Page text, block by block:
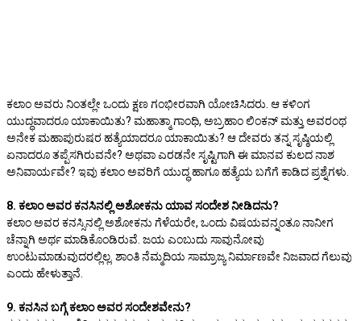
ಕಲಾಂ ಅವರು ನಿಂತಲ್ಲೇ ಒಂದು ಕ್ಷಣ ಗಂಭೀರವಾಗಿ ಯೋಚಿಸಿದರು. ಆ ಕಳಿಂಗ
ಯುದ್ಧವಾದರೂ ಯಾಕಾಯಿತು? ಮಹಾತ್ಮಾ ಗಾಂಧಿ, ಅಬ್ರಹಾಂ ಲಿಂಕನ್ ಮತ್ತು ಅವರಂಥ
ಅನೇಕ ಮಹಾಪುರುಷರ ಹತ್ಯೆಯಾದರೂ ಯಾಕಾಯಿತು? ಆ ದೇವರು ತನ್ನ ಸೃಷ್ಠಿಯಲ್ಲಿ
ಏನಾದರೂ ತಪ್ಪೆಸಗಿರುವನೇ? ಅಥವಾ ಎರಡನೇ ಸೃಷ್ಟಿಗಾಗಿ ಈ ಮಾನವ ಕುಲದ ನಾಶ
ಅನಿವಾರ್ಯವೇ? ಇವು ಕಲಾಂ ಅವರಿಗೆ ಯುದ್ಧ ಹಾಗೂ ಹತ್ಯೆಯ ಬಗೆಗೆ ಕಾಡಿದ ಪ್ರಶ್ನೆಗಳು.
8. ಕಲಾಂ ಅವರ ಕನಸಿನಲ್ಲಿ ಅಶೋಕನು ಯಾವ ಸಂದೇಶ ನೀಡಿದನು?
ಕಲಾಂ ಅವರ ಕನಸ್ಸಿನಲ್ಲಿ ಅಶೋಕನು ಗೆಳೆಯರೇ, ಒಂದು ವಿಷಯವನ್ನಂತೂ ನಾನೀಗ
ಚೆನ್ನಾಗಿ ಅರ್ಥ ಮಾಡಿಕೊಂಡಿರುವೆ. ಜಯ ಎಂಬುದು ಸಾವುನೋವು
ಉಂಟುಮಾಡುವುದರಲ್ಲಿಲ್ಲ. ಶಾಂತಿ ನೆಮ್ಮದಿಯ ಸಾಮ್ರಾಜ್ಯ ನಿರ್ಮಾಣವೇ ನಿಜವಾದ ಗೆಲುವು
ಎಂದು ಹೇಳುತ್ತಾನೆ.
9. ಕನಸಿನ ಬಗ್ಗೆ ಕಲಾಂ ಅವರ ಸಂದೇಶವೇನು?